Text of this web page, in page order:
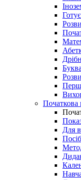
Початкова
Для